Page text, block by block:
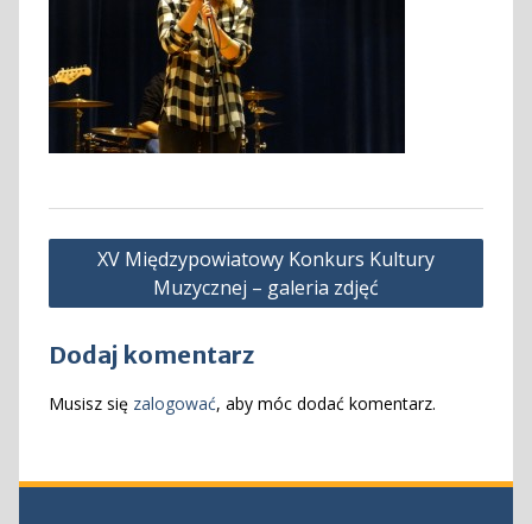
Nawigacja
XV Międzypowiatowy Konkurs Kultury
Muzycznej – galeria zdjęć
Dodaj komentarz
Musisz się zalogować, aby móc dodać komentarz.